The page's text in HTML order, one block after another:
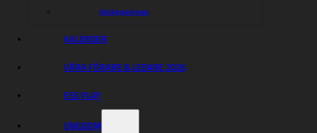
Anläggningen
KALENDER
VÅRA FÖRARE & LEDARE 2026
ESS PLAY
UNGDOM